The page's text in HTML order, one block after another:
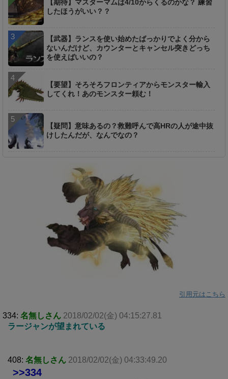
【期待】マスターマムは4/10からくるのかな？ 練習
したほうがいい？？
【武器】ランスを使い始めたばっかりでよく分から
ないんだけど、カウンターとキャンセル突きどっち
を使えばいいの？
【要望】そろそろフロンティアからモンスター輸入
してくれ！あのモンスター頼む！
【疑問】意味あるの？救難呼んで高HRの人が途中抜
けしたんだが、なんでなの？
引用元はこちら
334: 名無しさん 2018/02/02(金) 04:15:27.81
ラージャンが望まれている
408: 名無しさん 2018/02/02(金) 04:33:49.20
>>334